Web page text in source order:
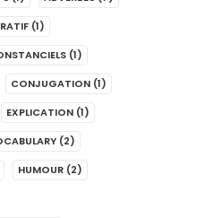
(1)
(1)
CONJUGATION (1)
EXPLICATION (1)
(2)
HUMOUR (2)